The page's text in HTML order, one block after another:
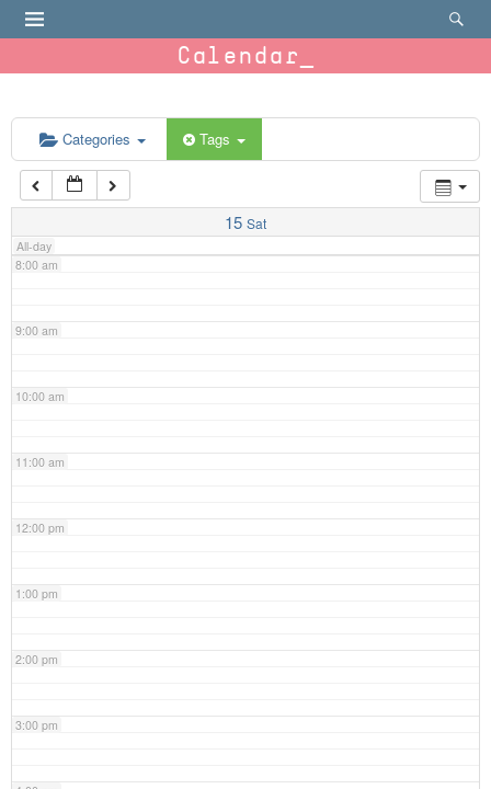
Calendar
Categories Tags
15 Sat
All-day
6:00 am
7:00 am
8:00 am
9:00 am
10:00 am
11:00 am
12:00 pm
1:00 pm
2:00 pm
3:00 pm